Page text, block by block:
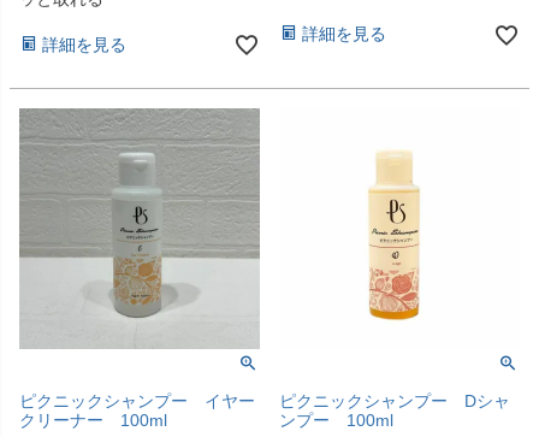
詳細を見る
詳細を見る
ピクニックシャンプー イヤー
クリーナー 100ml
ピクニックシャンプー Dシャ
ンプー 100ml